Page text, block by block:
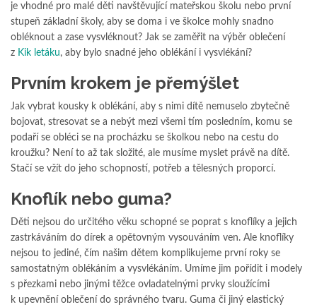
je vhodné pro malé děti navštěvující mateřskou školu nebo první
stupeň základní školy, aby se doma i ve školce mohly snadno
obléknout a zase vysvléknout? Jak se zaměřit na výběr oblečení
z Kik letáku, aby bylo snadné jeho oblékání i vysvlékání?
Prvním krokem je přemýšlet
Jak vybrat kousky k oblékání, aby s nimi dítě nemuselo zbytečně
bojovat, stresovat se a nebýt mezi všemi tím posledním, komu se
podaří se obléci se na procházku se školkou nebo na cestu do
kroužku? Není to až tak složité, ale musíme myslet právě na dítě.
Stačí se vžít do jeho schopností, potřeb a tělesných proporcí.
Knoflík nebo guma?
Děti nejsou do určitého věku schopné se poprat s knoflíky a jejich
zastrkáváním do dírek a opětovným vysouváním ven. Ale knoflíky
nejsou to jediné, čím našim dětem komplikujeme první roky se
samostatným oblékáním a vysvlékáním. Umíme jim pořídit i modely
s přezkami nebo jinými těžce ovladatelnými prvky sloužícími
k upevnění oblečení do správného tvaru. Guma či jiný elastický